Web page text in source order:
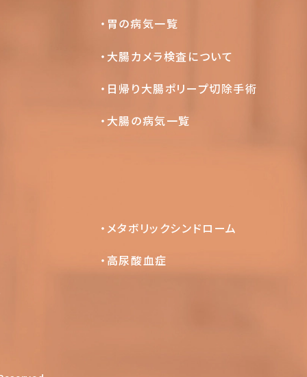
胃の病気一覧
大腸カメラ検査について
日帰り大腸ポリープ切除手術
大腸の病気一覧
メタボリックシンドローム
高尿酸血症